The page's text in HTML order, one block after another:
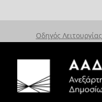
Οδηγός Λειτουργίας